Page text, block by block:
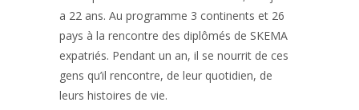
a 22 ans. Au programme 3 continents et 26
pays à la rencontre des diplômés de SKEMA
expatriés. Pendant un an, il se nourrit de ces
gens qu’il rencontre, de leur quotidien, de
leurs histoires de vie.